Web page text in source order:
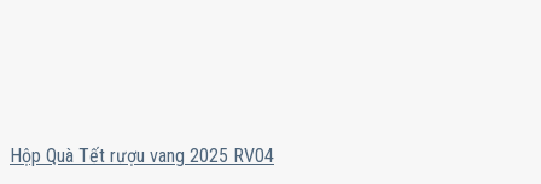
Hộp Quà Tết rượu vang 2025 RV04